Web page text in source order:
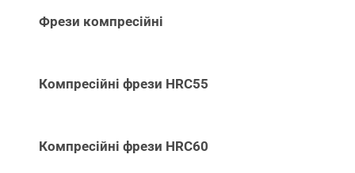
Фрези компресійні
Компресійні фрези HRC55
Компресійні фрези HRC60